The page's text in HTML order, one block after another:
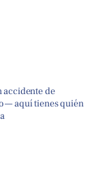
accidente de
— aquí tienes quién